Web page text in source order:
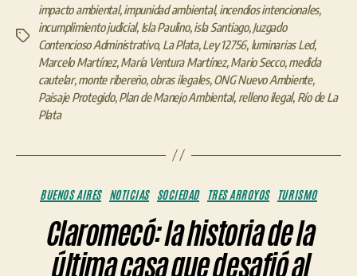
Etiquetas
impacto ambiental,impunidad ambiental,incendios intencionales,
incumplimiento judicial, Isla Paulino,isla Santiago,Juzgado
Contencioso Administrativo, La Plata,Ley 12756, luminarias Led,
Marcelo Martínez,María Ventura Martínez,Mario Secco,medida
cautelar,monte ribereño,obras ilegales,ONG Nuevo Ambiente,
Paisaje Protegido,Plan de Manejo Ambiental, relleno ilegal, Río de La
Plata
Categorías
BUENOS AIRES NOTICIAS SOCIEDAD TRES ARROYOS TURISMO
Claromecó: la historia de la
última casa que desafió al